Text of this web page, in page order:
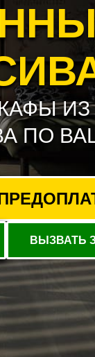
ИЗ
ПО
ВЫЗВАТЬ